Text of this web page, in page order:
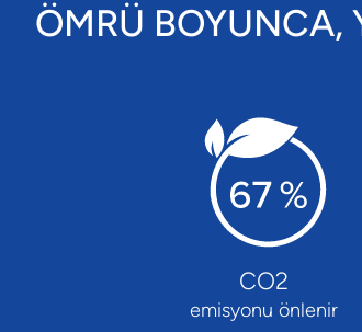
ÖMRÜ BOYUNCA,
CO2
emisyonu önlenir